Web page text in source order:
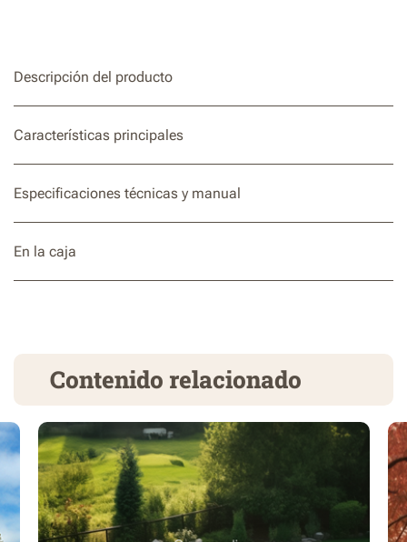
comodidad.
Protección contra inversión de polaridad y chispas para
mayor seguridad.
Descripción del producto
Características principales
Especificaciones técnicas y manual
En la caja
Contenido relacionado